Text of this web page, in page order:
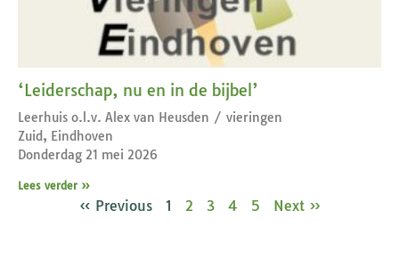
‘Leiderschap, nu en in de bijbel’
Leerhuis o.l.v. Alex van Heusden / vieringen
Zuid, Eindhoven
Donderdag 21 mei 2026
Lees verder »
« Previous 1 2 3 4 5 Next »